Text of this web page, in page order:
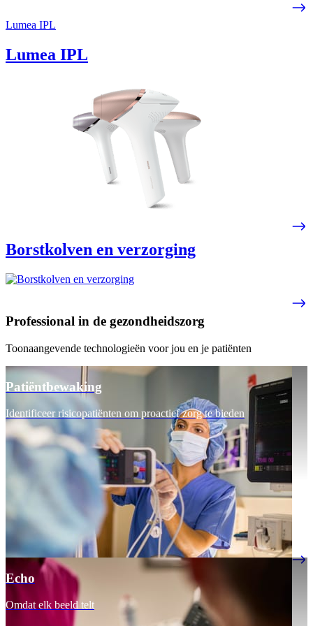
Lumea IPL
Lumea IPL
Borstkolven en verzorging
Professional in de gezondheidszorg
Toonaangevende technologieën voor jou en je patiënten
Patiëntbewaking
Identificeer risicopatiënten om proactief zorg te bieden
Echo
Omdat elk beeld telt